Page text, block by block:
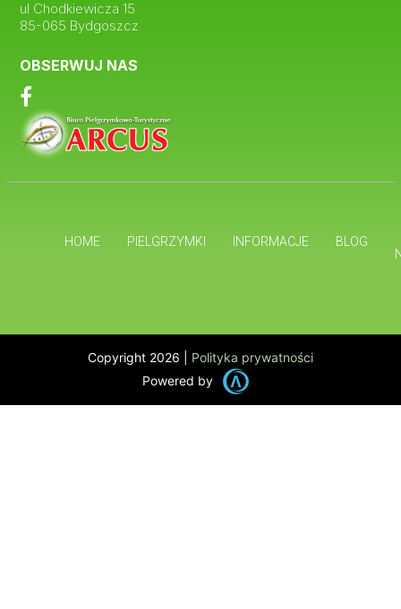
ul Chodkiewicza 15
85-065 Bydgoszcz
OBSERWUJ NAS
HOME PIELGRZYMKI INFORMACJE
BLOG
Copyright 2026 | Polityka prywatności
Powered by